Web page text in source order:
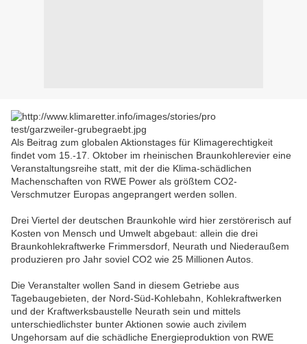
Als Beitrag zum globalen Aktionstages für Klimagerechtigkeit
findet vom 15.-17. Oktober im rheinischen Braunkohlerevier eine
Veranstaltungsreihe statt, mit der die Klima-schädlichen
Machenschaften von RWE Power als größtem CO2-
Verschmutzer Europas angeprangert werden sollen.
Drei Viertel der deutschen Braunkohle wird hier zerstörerisch auf
Kosten von Mensch und Umwelt abgebaut: allein die drei
Braunkohlekraftwerke Frimmersdorf, Neurath und Niederaußem
produzieren pro Jahr soviel CO2 wie 25 Millionen Autos.
Die Veranstalter wollen Sand in diesem Getriebe aus
Tagebaugebieten, der Nord-Süd-Kohlebahn, Kohlekraftwerken
und der Kraftwerksbaustelle Neurath sein und mittels
unterschiedlichster bunter Aktionen sowie auch zivilem
Ungehorsam auf die schädliche Energieproduktion von RWE